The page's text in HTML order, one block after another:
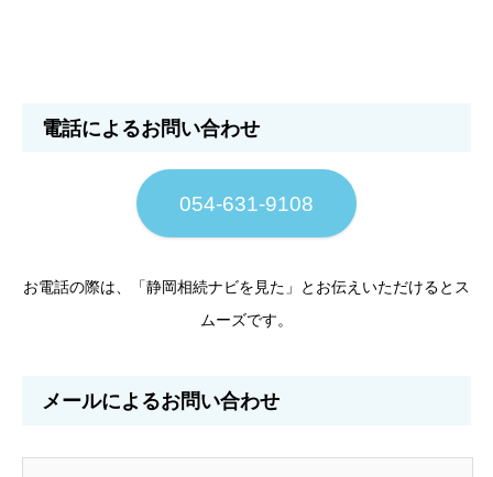
電話によるお問い合わせ
054-631-9108
お電話の際は、「静岡相続ナビを見た」とお伝えいただけるとス
ムーズです。
メールによるお問い合わせ